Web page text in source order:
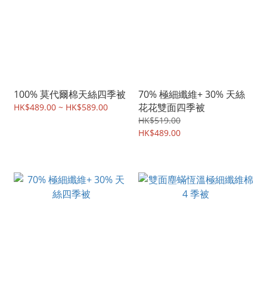
100% 莫代爾棉天絲四季被
HK$489.00 ~ HK$589.00
70% 極細纖維+ 30% 天絲
花花雙面四季被
HK$519.00
HK$489.00